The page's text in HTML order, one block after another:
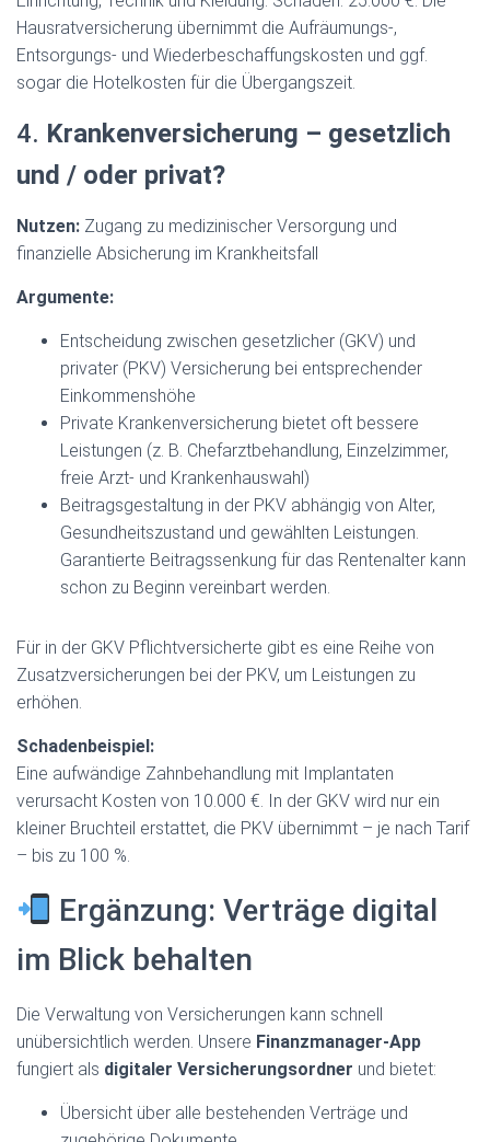
Hausratversicherung übernimmt die Aufräumungs-,
Entsorgungs- und Wiederbeschaffungskosten und ggf.
sogar die Hotelkosten für die Übergangszeit.
4. Krankenversicherung – gesetzlich
und / oder privat?
Nutzen: Zugang zu medizinischer Versorgung und
finanzielle Absicherung im Krankheitsfall
Argumente:
Entscheidung zwischen gesetzlicher (GKV) und
privater (PKV) Versicherung bei entsprechender
Einkommenshöhe
Private Krankenversicherung bietet oft bessere
Leistungen (z. B. Chefarztbehandlung, Einzelzimmer,
freie Arzt- und Krankenhauswahl)
Beitragsgestaltung in der PKV abhängig von Alter,
Gesundheitszustand und gewählten Leistungen.
Garantierte Beitragssenkung für das Rentenalter kann
schon zu Beginn vereinbart werden.
Für in der GKV Pflichtversicherte gibt es eine Reihe von
Zusatzversicherungen bei der PKV, um Leistungen zu
erhöhen.
Schadenbeispiel:
Eine aufwändige Zahnbehandlung mit Implantaten
verursacht Kosten von 10.000 €. In der GKV wird nur ein
kleiner Bruchteil erstattet, die PKV übernimmt – je nach Tarif
– bis zu 100 %.
Ergänzung: Verträge digital
im Blick behalten
Die Verwaltung von Versicherungen kann schnell
unübersichtlich werden. Unsere Finanzmanager-App
fungiert als digitaler Versicherungsordner und bietet:
Übersicht über alle bestehenden Verträge und